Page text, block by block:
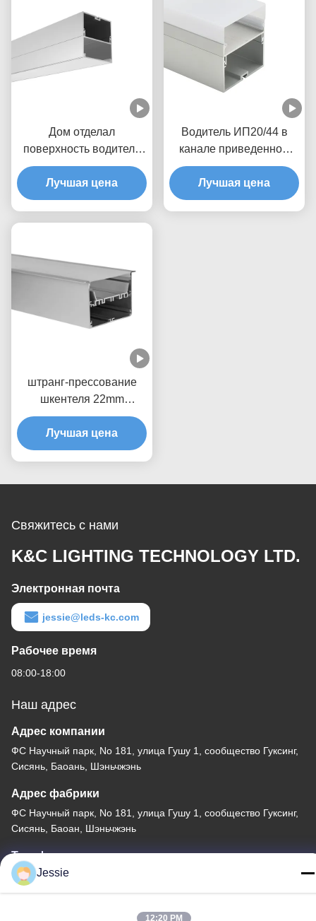
Дом отделал
поверхность водитель
20мм в профиле
алюминия СИД
Лучшая цена
Водитель ИП20/44 в
канале приведенном
алюминия света
прокладки
Лучшая цена
штранг-прессование
шкентеля 22mm
алюминиевое для
освещения
приведенного
Лучшая цена
Свяжитесь с нами
K&C LIGHTING TECHNOLOGY LTD.
Электронная почта
jessie@leds-kc.com
Рабочее время
08:00-18:00
Наш адрес
Адрес компании
ФС Научный парк, No 181, улица Гушу 1, сообщество Гуксинг,
Сисянь, Баоань, Шэньчжэнь
Адрес фабрики
ФС Научный парк, No 181, улица Гушу 1, сообщество Гуксинг,
Сисянь, Баоан, Шэньчжэнь
Телефон
86-0755-22300563
Jessie
12:20 PM